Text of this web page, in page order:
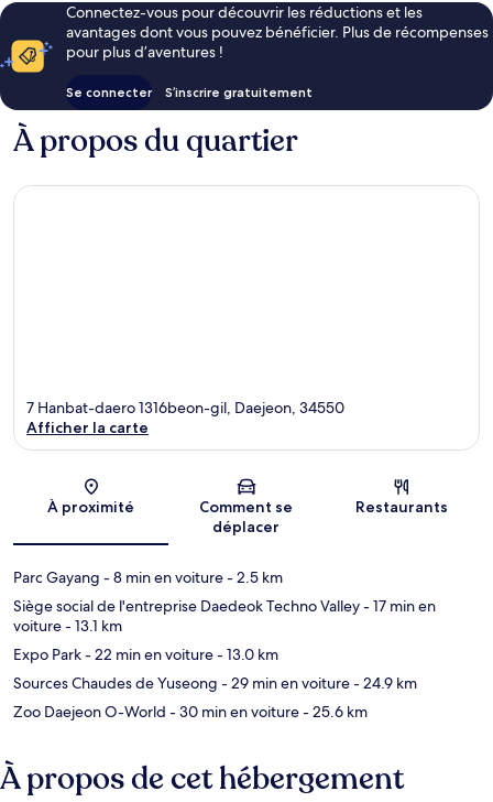
Connectez-vous pour découvrir les réductions et les
avantages dont vous pouvez bénéficier. Plus de récompenses
pour plus d’aventures !
Se connecter S’inscrire gratuitement
À propos du quartier
Carte
7 Hanbat-daero 1316beon-gil, Daejeon, 34550
Afficher la carte
À proximité
Comment se
déplacer
Restaurants
Parc Gayang - 8 min en voiture- 2.5 km
Siège social de l'entreprise Daedeok Techno Valley- 17 min en
voiture- 13.1 km
Expo Park- 22 min en voiture- 13.0 km
Sources Chaudes de Yuseong - 29 min en voiture- 24.9 km
Zoo Daejeon O-World - 30 min en voiture- 25.6 km
À propos de cet hébergement